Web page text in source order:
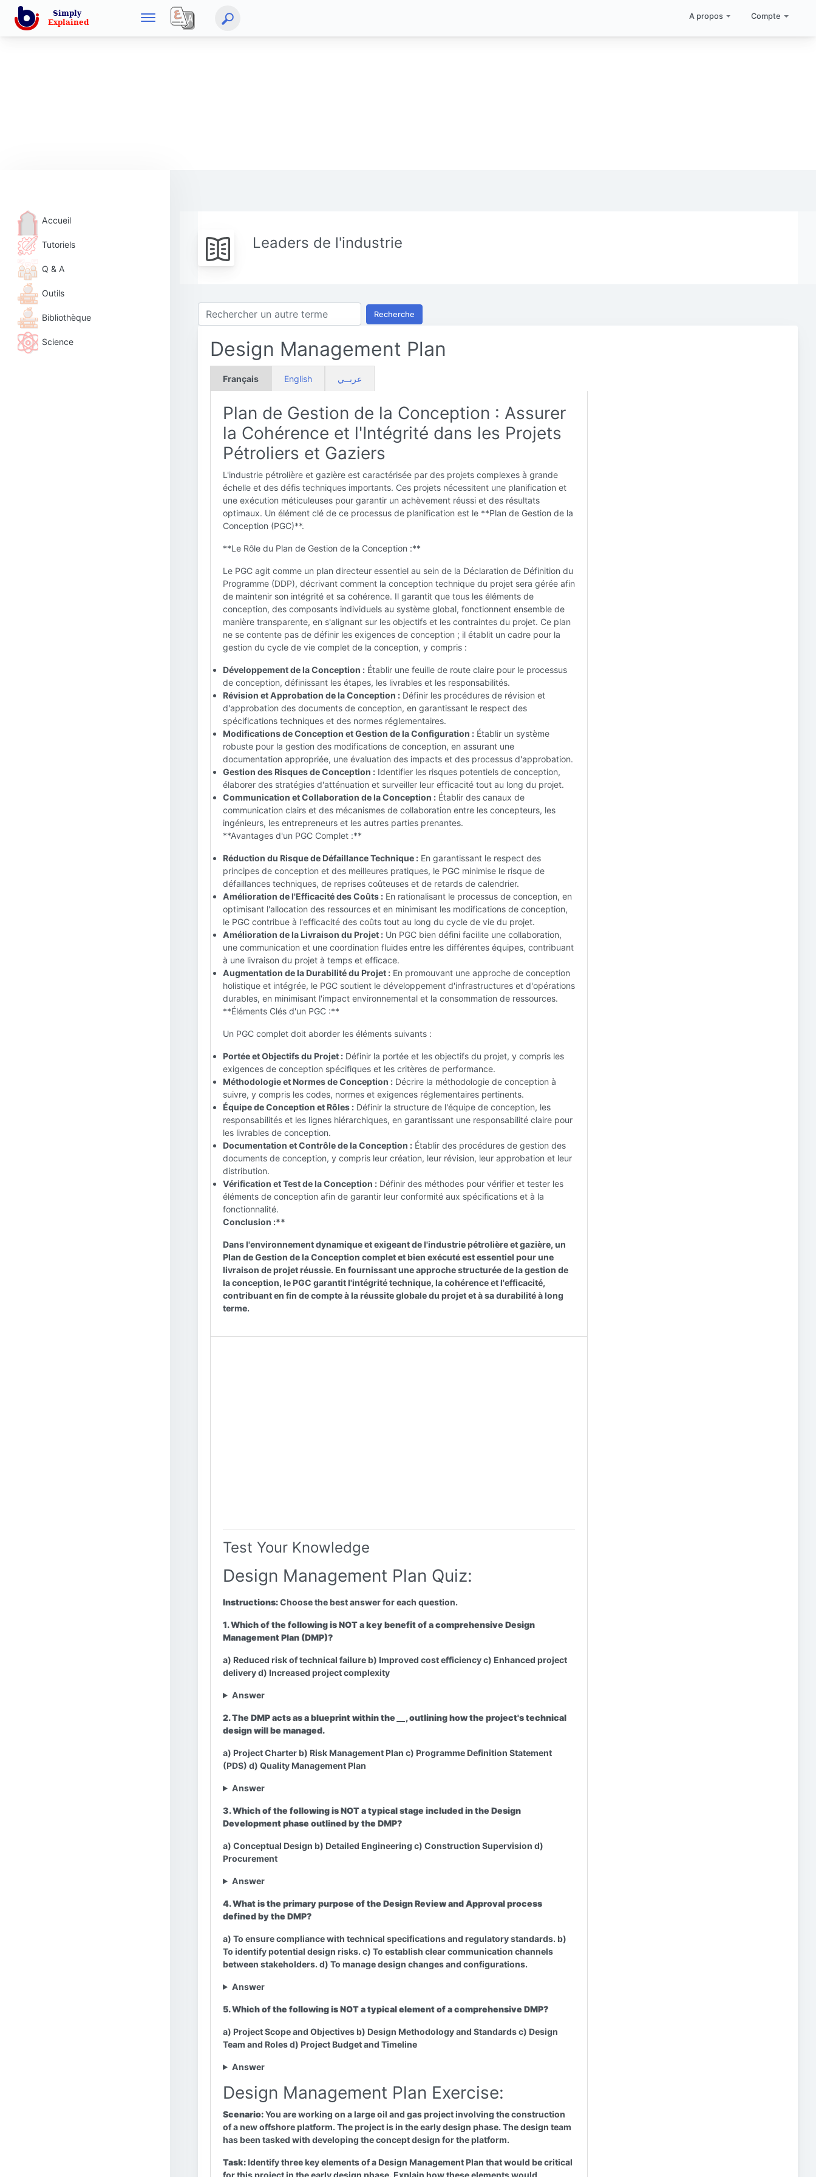
A propos Compte
Accueil
Tutoriels
Q & A
Outils
Bibliothèque
Science
Leaders de l'industrie
Recherche
Design Management Plan
Français English عربــي
Plan de Gestion de la Conception : Assurer
la Cohérence et l'Intégrité dans les Projets
Pétroliers et Gaziers
L'industrie pétrolière et gazière est caractérisée par des projets complexes à grande
échelle et des défis techniques importants. Ces projets nécessitent une planification et
une exécution méticuleuses pour garantir un achèvement réussi et des résultats
optimaux. Un élément clé de ce processus de planification est le **Plan de Gestion de la
Conception (PGC)**.
**Le Rôle du Plan de Gestion de la Conception :**
Le PGC agit comme un plan directeur essentiel au sein de la Déclaration de Définition du
Programme (DDP), décrivant comment la conception technique du projet sera gérée afin
de maintenir son intégrité et sa cohérence. Il garantit que tous les éléments de
conception, des composants individuels au système global, fonctionnent ensemble de
manière transparente, en s'alignant sur les objectifs et les contraintes du projet. Ce plan
ne se contente pas de définir les exigences de conception ; il établit un cadre pour la
gestion du cycle de vie complet de la conception, y compris :
Développement de la Conception : Établir une feuille de route claire pour le processus
de conception, définissant les étapes, les livrables et les responsabilités.
Révision et Approbation de la Conception : Définir les procédures de révision et
d'approbation des documents de conception, en garantissant le respect des
spécifications techniques et des normes réglementaires.
Modifications de Conception et Gestion de la Configuration : Établir un système
robuste pour la gestion des modifications de conception, en assurant une
documentation appropriée, une évaluation des impacts et des processus d'approbation.
Gestion des Risques de Conception : Identifier les risques potentiels de conception,
élaborer des stratégies d'atténuation et surveiller leur efficacité tout au long du projet.
Communication et Collaboration de la Conception : Établir des canaux de
communication clairs et des mécanismes de collaboration entre les concepteurs, les
ingénieurs, les entrepreneurs et les autres parties prenantes.
**Avantages d'un PGC Complet :**
Réduction du Risque de Défaillance Technique : En garantissant le respect des
principes de conception et des meilleures pratiques, le PGC minimise le risque de
défaillances techniques, de reprises coûteuses et de retards de calendrier.
Amélioration de l'Efficacité des Coûts : En rationalisant le processus de conception, en
optimisant l'allocation des ressources et en minimisant les modifications de conception,
le PGC contribue à l'efficacité des coûts tout au long du cycle de vie du projet.
Amélioration de la Livraison du Projet : Un PGC bien défini facilite une collaboration,
une communication et une coordination fluides entre les différentes équipes, contribuant
à une livraison du projet à temps et efficace.
Augmentation de la Durabilité du Projet : En promouvant une approche de conception
holistique et intégrée, le PGC soutient le développement d'infrastructures et d'opérations
durables, en minimisant l'impact environnemental et la consommation de ressources.
**Éléments Clés d'un PGC :**
Un PGC complet doit aborder les éléments suivants :
Portée et Objectifs du Projet : Définir la portée et les objectifs du projet, y compris les
exigences de conception spécifiques et les critères de performance.
Méthodologie et Normes de Conception : Décrire la méthodologie de conception à
suivre, y compris les codes, normes et exigences réglementaires pertinents.
Équipe de Conception et Rôles : Définir la structure de l'équipe de conception, les
responsabilités et les lignes hiérarchiques, en garantissant une responsabilité claire pour
les livrables de conception.
Documentation et Contrôle de la Conception : Établir des procédures de gestion des
documents de conception, y compris leur création, leur révision, leur approbation et leur
distribution.
Vérification et Test de la Conception : Définir des méthodes pour vérifier et tester les
éléments de conception afin de garantir leur conformité aux spécifications et à la
fonctionnalité.
Conclusion :**
Dans l'environnement dynamique et exigeant de l'industrie pétrolière et gazière, un
Plan de Gestion de la Conception complet et bien exécuté est essentiel pour une
livraison de projet réussie. En fournissant une approche structurée de la gestion de
la conception, le PGC garantit l'intégrité technique, la cohérence et l'efficacité,
contribuant en fin de compte à la réussite globale du projet et à sa durabilité à long
terme.
Test Your Knowledge
Design Management Plan Quiz:
Instructions:Choose the best answer for each question.
1. Which of the following is NOT a key benefit of a comprehensive Design
Management Plan (DMP)?
a) Reduced risk of technical failure b) Improved cost efficiency c) Enhanced project
delivery d) Increased project complexity
Answer
2. The DMP acts as a blueprint within the
, outlining how the project's technical
design will be managed.
a) Project Charter b) Risk Management Plan c) Programme Definition Statement
(PDS) d) Quality Management Plan
Answer
3. Which of the following is NOT a typical stage included in the Design
Development phase outlined by the DMP?
a) Conceptual Design b) Detailed Engineering c) Construction Supervision d)
Procurement
Answer
4. What is the primary purpose of the Design Review and Approval process
defined by the DMP?
a) To ensure compliance with technical specifications and regulatory standards. b)
To identify potential design risks. c) To establish clear communication channels
between stakeholders. d) To manage design changes and configurations.
Answer
5. Which of the following is NOT a typical element of a comprehensive DMP?
a) Project Scope and Objectives b) Design Methodology and Standards c) Design
Team and Roles d) Project Budget and Timeline
Answer
Design Management Plan Exercise:
Scenario:You are working on a large oil and gas project involving the construction
of a new offshore platform. The project is in the early design phase. The design team
has been tasked with developing the concept design for the platform.
Task: Identify three key elements of a Design Management Plan that would be critical
for this project in the early design phase. Explain how these elements would